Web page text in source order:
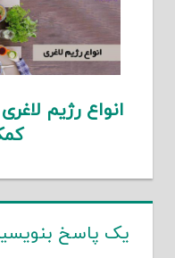
انواع رژیم
یک پاسخ